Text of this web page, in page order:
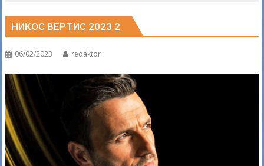
НИКОС ВЕРТИС 2023 2
06/02/2023 redaktor